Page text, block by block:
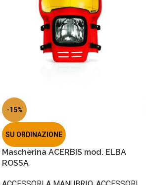
-15%
SU ORDINAZIONE
Mascherina ACERBIS mod. ELBA
ROSSA